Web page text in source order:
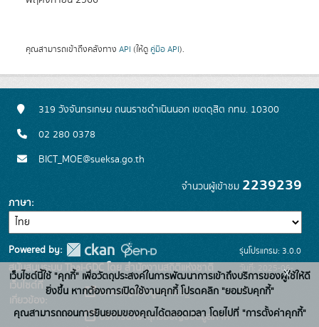
คุณสามารถเข้าถึงคลังทาง API (ให้ดู คู่มือ API).
319 วังจันทรเกษม ถนนราชดำเนินนอก เขตดุสิต กทม. 10300
02 280 0378
BICT_MOE@sueksa.go.th
จำนวนผู้เข้าชม 2239239
ภาษา
Powered by:
สนับสนุนระบบ Thai-GDC โดย สำนักงานสถิติแห่งชาติ
เว็บไซต์ที่
เกี่ยวข้อง:
ระบบบัญชีข้อมูลภาครัฐ
บริการนามานุกรมบัญชีข้อมูลภาค
รุ่นโปรแกรม: 3.0.0
วันที่: 2025-06-
26
เว็บไซต์นี้ใช้ "คุกกี้" เพื่อวัตถุประสงค์ในการพัฒนาการเข้าถึงบริการของผู้ใช้ให้ดี
ยิ่งขึ้น หากต้องการเปิดใช้งานคุกกี้ โปรดคลิก "ยอมรับคุกกี้"
คุณสามารถถอนการยินยอมของคุณได้ตลอดเวลา โดยไปที่ "การตั้งค่าคุกกี้"
x